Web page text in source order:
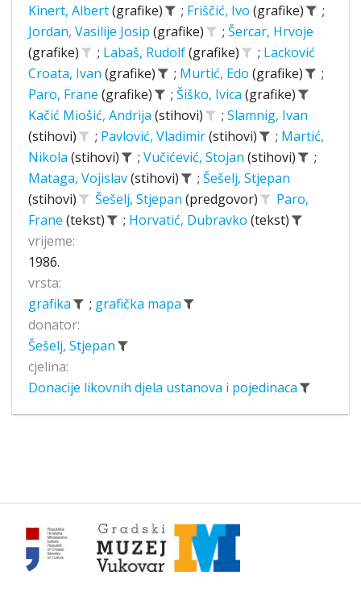
Kinert, Albert(grafike) ; Friščić, Ivo (grafike)
;
Jordan, Vasilije Josip (grafike) ; Šercar, Hrvoje
(grafike)
; Labaš, Rudolf(grafike) ; Lacković
Croata, Ivan (grafike) ; Murtić, Edo (grafike)
;
Paro, Frane (grafike) ; Šiško, Ivica (grafike)
Kačić Miošić, Andrija (stihovi) ; Slamnig, Ivan
(stihovi)
; Pavlović, Vladimir(stihovi) ; Martić,
Nikola (stihovi) ; Vučićević, Stojan (stihovi)
;
Mataga, Vojislav(stihovi) ; Šešelj, Stjepan
(stihovi)
Šešelj, Stjepan (predgovor)
Paro,
Frane (tekst) ; Horvatić, Dubravko (tekst)
vrijeme:
1986.
vrsta:
grafika
; grafička mapa
donator:
Šešelj, Stjepan
cjelina:
Donacije likovnih djela ustanova i pojedinaca